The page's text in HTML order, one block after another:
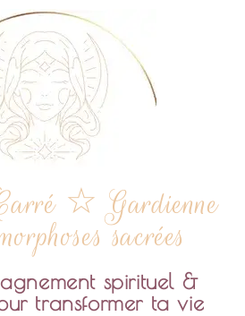
☆ Gardienne
sacrées
spirituel &
transformer ta vie